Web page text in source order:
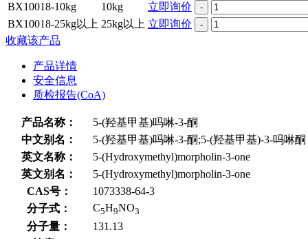
BX10018-10kg 10kg 立即询价 -
BX10018-25kg以上 25kg以上 立即询价 -
收藏该产品
产品详情
安全信息
质检报告(CoA)
产品名称：
5-(羟基甲基)吗啉-3-酮
中文别名：
5-(羟基甲基)吗啉-3-酮;5-(羟基甲基)-3-吗啉酮
英文名称：
5-(Hydroxymethyl)morpholin-3-one
英文别名：
5-(Hydroxymethyl)morpholin-3-one
CAS号：
1073338-64-3
分子式：
C5H9NO3
分子量：
131.13